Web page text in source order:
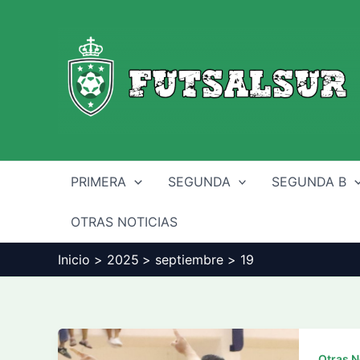
PRIMERA SEGUNDA SEGUNDA B
OTRAS NOTICIAS
Inicio 2025 septiembre 19